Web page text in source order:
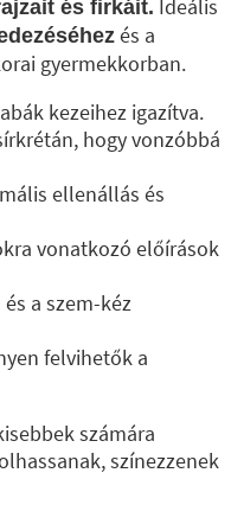
és firkáit. Ideális
és a
gyermekkorban.
kezeihez igazítva.
hogy vonzóbbá
ellenállás és
vonatkozó előírások
a szem-kéz
felvihetők a
számára
színezzenek